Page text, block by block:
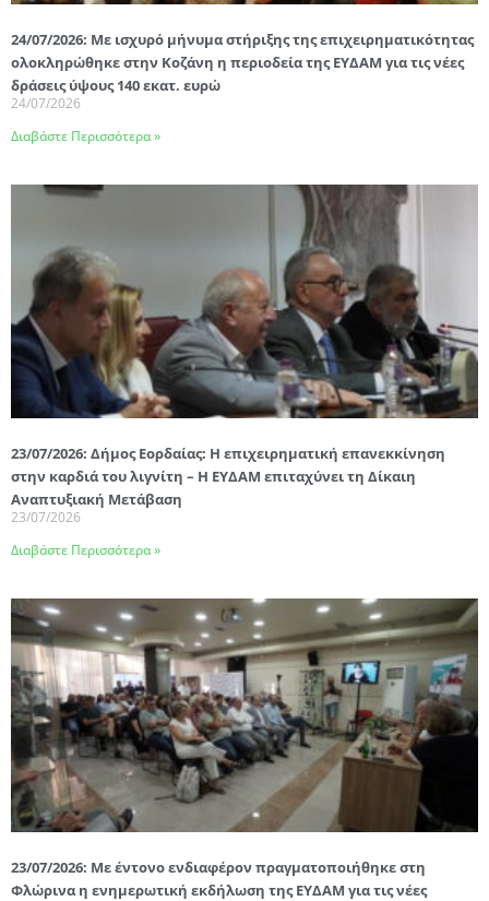
24/07/2026: Με ισχυρό μήνυμα στήριξης της επιχειρηματικότητας
ολοκληρώθηκε στην Κοζάνη η περιοδεία της ΕΥΔΑΜ για τις νέες
δράσεις ύψους 140 εκατ. ευρώ
24/07/2026
Διαβάστε Περισσότερα »
23/07/2026: Δήμος Εορδαίας: Η επιχειρηματική επανεκκίνηση
στην καρδιά του λιγνίτη – Η ΕΥΔΑΜ επιταχύνει τη Δίκαιη
Αναπτυξιακή Μετάβαση
23/07/2026
Διαβάστε Περισσότερα »
23/07/2026: Με έντονο ενδιαφέρον πραγματοποιήθηκε στη
Φλώρινα η ενημερωτική εκδήλωση της ΕΥΔΑΜ για τις νέες